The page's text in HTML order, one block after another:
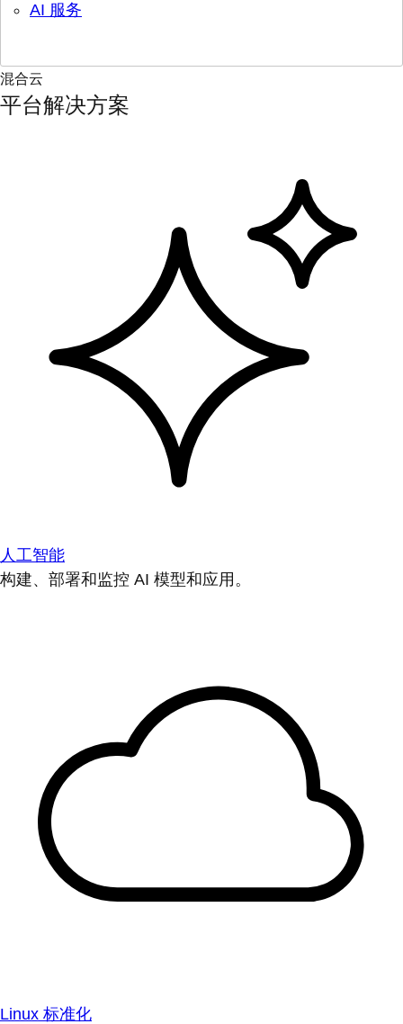
AI 服务
混合云
平台解决方案
人工智能
构建、部署和监控 AI 模型和应用。
Linux 标准化